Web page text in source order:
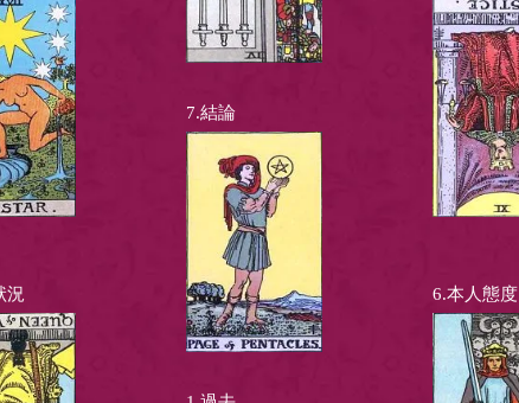
況 6.本人態度
7.結論